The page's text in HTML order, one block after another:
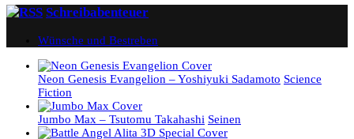
Schreibabenteuer
Wünsche und Bestreben
Neon Genesis Evangelion – Yoshiyuki Sadamoto Science
Fiction
Jumbo Max – Tsutomu Takahashi Seinen